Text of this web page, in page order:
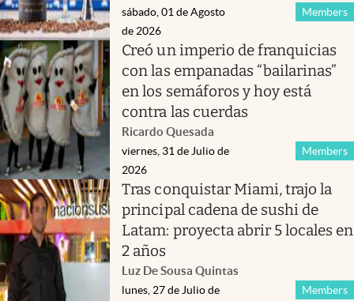
Members
sábado, 01 de Agosto
de 2026
Creó un imperio de franquicias
con las empanadas “bailarinas”
en los semáforos y hoy está
contra las cuerdas
Ricardo Quesada
Members
viernes, 31 de Julio de
2026
Tras conquistar Miami, trajo la
principal cadena de sushi de
Latam: proyecta abrir 5 locales en
2 años
Luz De Sousa Quintas
Members
lunes, 27 de Julio de